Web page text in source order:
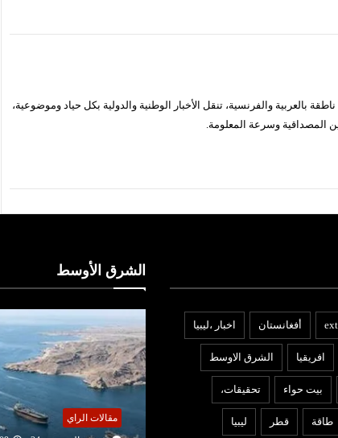
بالعربية والفرنسية، تنقل الأخبار الوطنية والدولية بكل حياد وموضوعية،
المصداقية وسرعة المعلومة.
أفغانستان اخبار ،ليبيا
افريقيا الشرق الاوسط
بيت حواء تحقيقات،
طاقة قطر ليبيا
الشرق الأوسط
مقالات الراي
اقتصاد